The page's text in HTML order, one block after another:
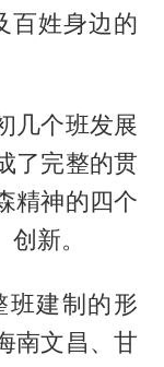
百姓身边的
几个班发展
了完整的贯
精神的四个
新。
班建制的形
南文昌、甘